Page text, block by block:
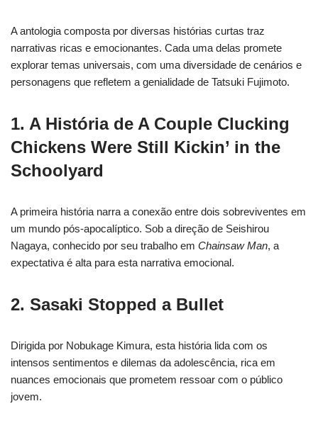
A antologia composta por diversas histórias curtas traz
narrativas ricas e emocionantes. Cada uma delas promete
explorar temas universais, com uma diversidade de cenários e
personagens que refletem a genialidade de Tatsuki Fujimoto.
1. A História de A Couple Clucking
Chickens Were Still Kickin’ in the
Schoolyard
A primeira história narra a conexão entre dois sobreviventes em
um mundo pós-apocalíptico. Sob a direção de Seishirou
Nagaya, conhecido por seu trabalho em Chainsaw Man, a
expectativa é alta para esta narrativa emocional.
2. Sasaki Stopped a Bullet
Dirigida por Nobukage Kimura, esta história lida com os
intensos sentimentos e dilemas da adolescência, rica em
nuances emocionais que prometem ressoar com o público
jovem.